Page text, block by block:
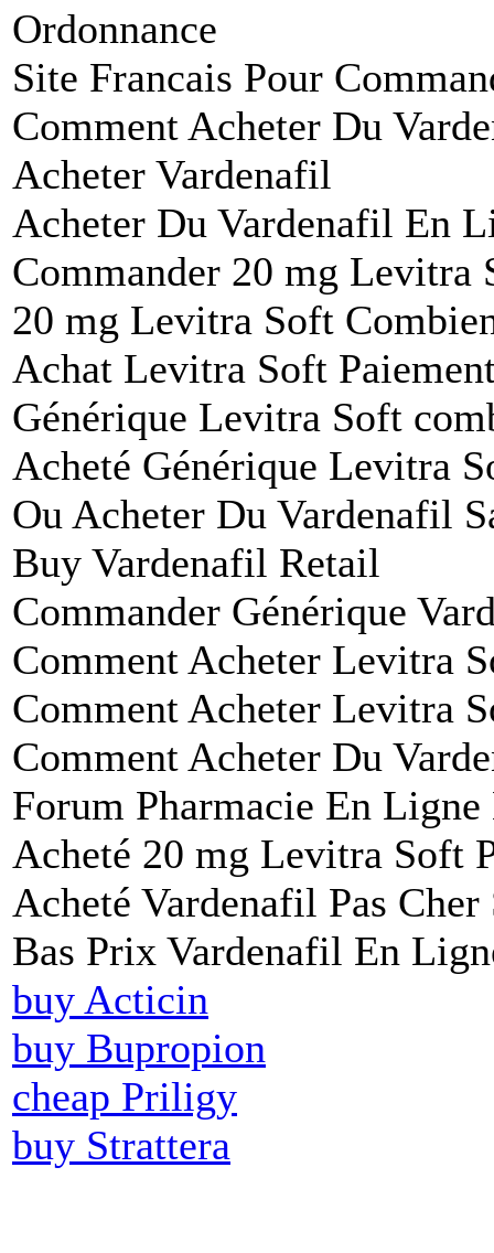
Ordonnance
Site Francais Pour
Comment Acheter Du
Acheter Vardenafil
Acheter Du Vardenafil En
Commander 20 mg
20 mg Levitra Soft
Achat Levitra Soft
Générique Levitra Soft
Acheté Générique Levitra
Ou Acheter Du Vardenafil
Buy Vardenafil Retail
Commander Générique
Comment Acheter Levitra
Comment Acheter Levitra
Comment Acheter Du
Forum Pharmacie En
Acheté 20 mg Levitra Soft
Acheté Vardenafil Pas Cher
Bas Prix Vardenafil En
buy Acticin
buy Bupropion
cheap Priligy
buy Strattera